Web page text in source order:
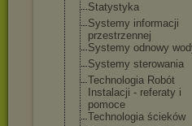
Statystyka
Systemy informacji
przestrzennej
Systemy odnowy
Systemy sterowania
Technologia Robót
Instalacji - referaty i
pomoce
Technologia ścieków